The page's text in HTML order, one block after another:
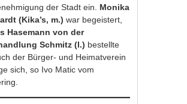
der Stadt ein. Monika
(Kika’s, m.)war begeistert,
Hasemann von der
Schmitz (l.) bestellte
der Bürger- und Heimatverein
sich, so Ivo Matic vom